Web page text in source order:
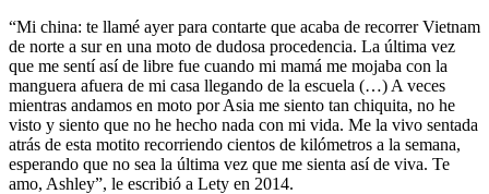
“Mi china: te llamé ayer para contarte que acaba de recorrer Vietnam
de norte a sur en una moto de dudosa procedencia. La última vez
que me sentí así de libre fue cuando mi mamá me mojaba con la
manguera afuera de mi casa llegando de la escuela (…) A veces
mientras andamos en moto por Asia me siento tan chiquita, no he
visto y siento que no he hecho nada con mi vida. Me la vivo sentada
atrás de esta motito recorriendo cientos de kilómetros a la semana,
esperando que no sea la última vez que me sienta así de viva. Te
amo, Ashley”, le escribió a Lety en 2014.